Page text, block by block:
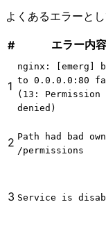
よくあるエラーと
# エラー内容
1
nginx: [emerg]
to 0.0.0.0:80
(13: Permission
denied)
2 Path had bad
/​permissions
3 Service is